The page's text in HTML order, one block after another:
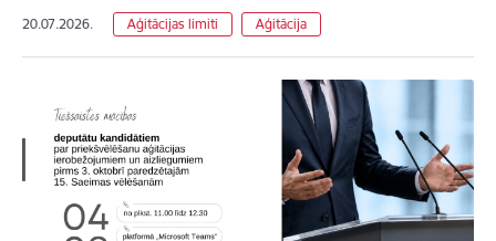
20.07.2026. Aģitācijas limiti Aģitācija